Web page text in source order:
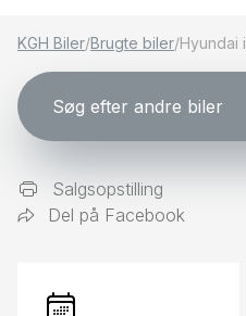
KGH Biler/Brugte biler/Hyundai
Søg efter andre biler
Salgsopstilling
Del på Facebook